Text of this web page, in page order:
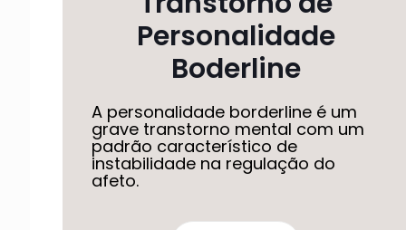
Personalidade
Boderline
A personalidade borderline é um
grave transtorno mental com um
padrão característico de
instabilidade na regulação do
afeto.